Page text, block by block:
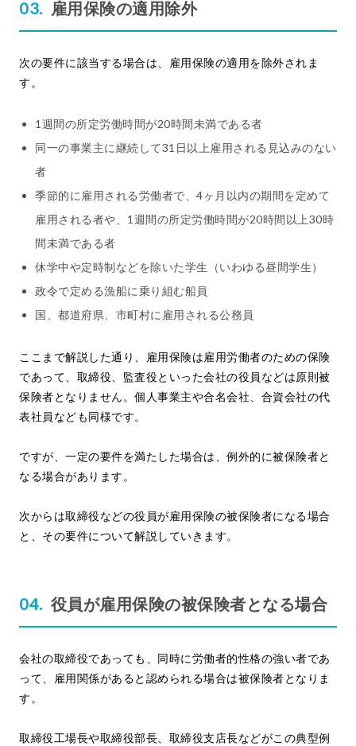
雇用保険の適用除外
次の要件に該当する場合は、雇用保険の適用を除外されま
す。
1週間の所定労働時間が20時間未満である者
同一の事業主に継続して31日以上雇用される見込みのない
者
季節的に雇用される労働者で、4ヶ月以内の期間を定めて
雇用される者や、1週間の所定労働時間が20時間以上30時
間未満である者
休学中や定時制などを除いた学生（いわゆる昼間学生）
政令で定める漁船に乗り組む船員
国、都道府県、市町村に雇用される公務員
ここまで解説した通り、雇用保険は雇用労働者のための保険
であって、取締役、監査役といった会社の役員などは原則被
保険者となりません。個人事業主や合名会社、合資会社の代
表社員なども同様です。
ですが、一定の要件を満たした場合は、例外的に被保険者と
なる場合があります。
次からは取締役などの役員が雇用保険の被保険者になる場合
と、その要件について解説していきます。
役員が雇用保険の被保険者となる場合
会社の取締役であっても、同時に労働者的性格の強い者であ
って、雇用関係があると認められる場合は被保険者となりま
す。
取締役工場長や取締役部長、取締役支店長などがこの典型例